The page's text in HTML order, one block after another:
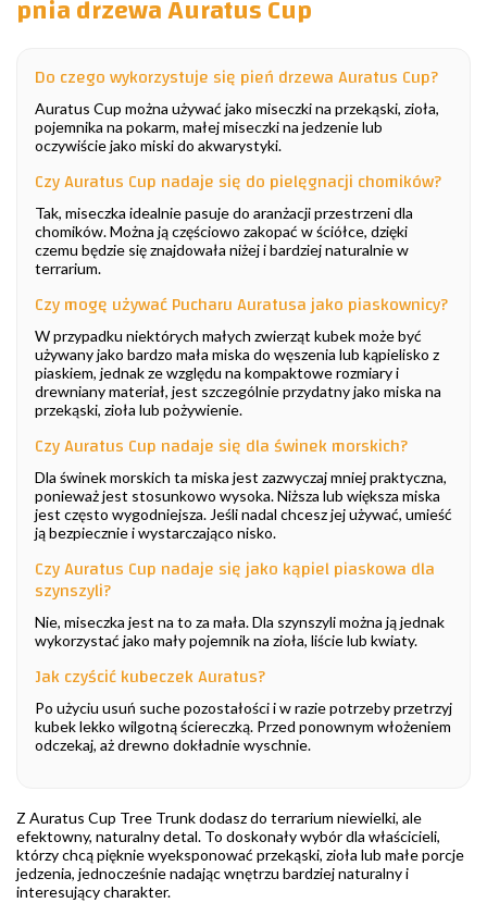
pnia drzewa Auratus Cup
Do czego wykorzystuje się pień drzewa Auratus Cup?
Auratus Cup można używać jako miseczki na przekąski, zioła,
pojemnika na pokarm, małej miseczki na jedzenie lub
oczywiście jako miski do akwarystyki.
Czy Auratus Cup nadaje się do pielęgnacji chomików?
Tak, miseczka idealnie pasuje do aranżacji przestrzeni dla
chomików. Można ją częściowo zakopać w ściółce, dzięki
czemu będzie się znajdowała niżej i bardziej naturalnie w
terrarium.
Czy mogę używać Pucharu Auratusa jako piaskownicy?
W przypadku niektórych małych zwierząt kubek może być
używany jako bardzo mała miska do węszenia lub kąpielisko z
piaskiem, jednak ze względu na kompaktowe rozmiary i
drewniany materiał, jest szczególnie przydatny jako miska na
przekąski, zioła lub pożywienie.
Czy Auratus Cup nadaje się dla świnek morskich?
Dla świnek morskich ta miska jest zazwyczaj mniej praktyczna,
ponieważ jest stosunkowo wysoka. Niższa lub większa miska
jest często wygodniejsza. Jeśli nadal chcesz jej używać, umieść
ją bezpiecznie i wystarczająco nisko.
Czy Auratus Cup nadaje się jako kąpiel piaskowa dla
szynszyli?
Nie, miseczka jest na to za mała. Dla szynszyli można ją jednak
wykorzystać jako mały pojemnik na zioła, liście lub kwiaty.
Jak czyścić kubeczek Auratus?
Po użyciu usuń suche pozostałości i w razie potrzeby przetrzyj
kubek lekko wilgotną ściereczką. Przed ponownym włożeniem
odczekaj, aż drewno dokładnie wyschnie.
Z Auratus Cup Tree Trunk dodasz do terrarium niewielki, ale
efektowny, naturalny detal. To doskonały wybór dla właścicieli,
którzy chcą pięknie wyeksponować przekąski, zioła lub małe porcje
jedzenia, jednocześnie nadając wnętrzu bardziej naturalny i
interesujący charakter.